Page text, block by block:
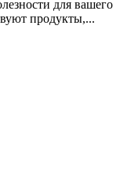
для вашего
продукты,...